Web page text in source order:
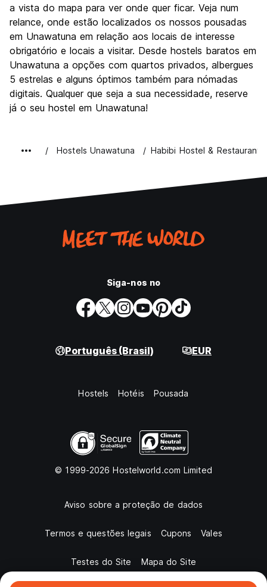
a vista do mapa para ver onde quer ficar. Veja num
relance, onde estão localizados os nossos pousadas
em Unawatuna em relação aos locais de interesse
obrigatório e locais a visitar. Desde hostels baratos em
Unawatuna a opções com quartos privados, albergues
5 estrelas e alguns óptimos também para nómadas
digitais. Qualquer que seja a sua necessidade, reserve
já o seu hostel em Unawatuna!
Hostels Unawatuna Habibi Hostel & Restaurant
Siga-nos no
Português (Brasil) EUR
Hostels Hotéis Pousada
© 1999-2026 Hostelworld.com Limited
Aviso sobre a proteção de dados
Termos e questões legais Cupons Vales
Testes do Site Mapa do Site